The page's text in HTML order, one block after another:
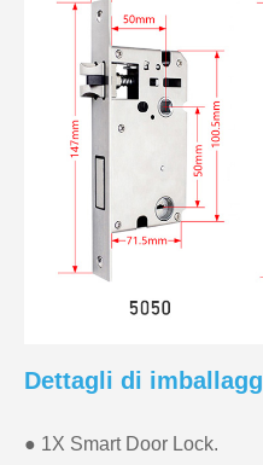
Dettagli di
● 1X Smart Door Lock.